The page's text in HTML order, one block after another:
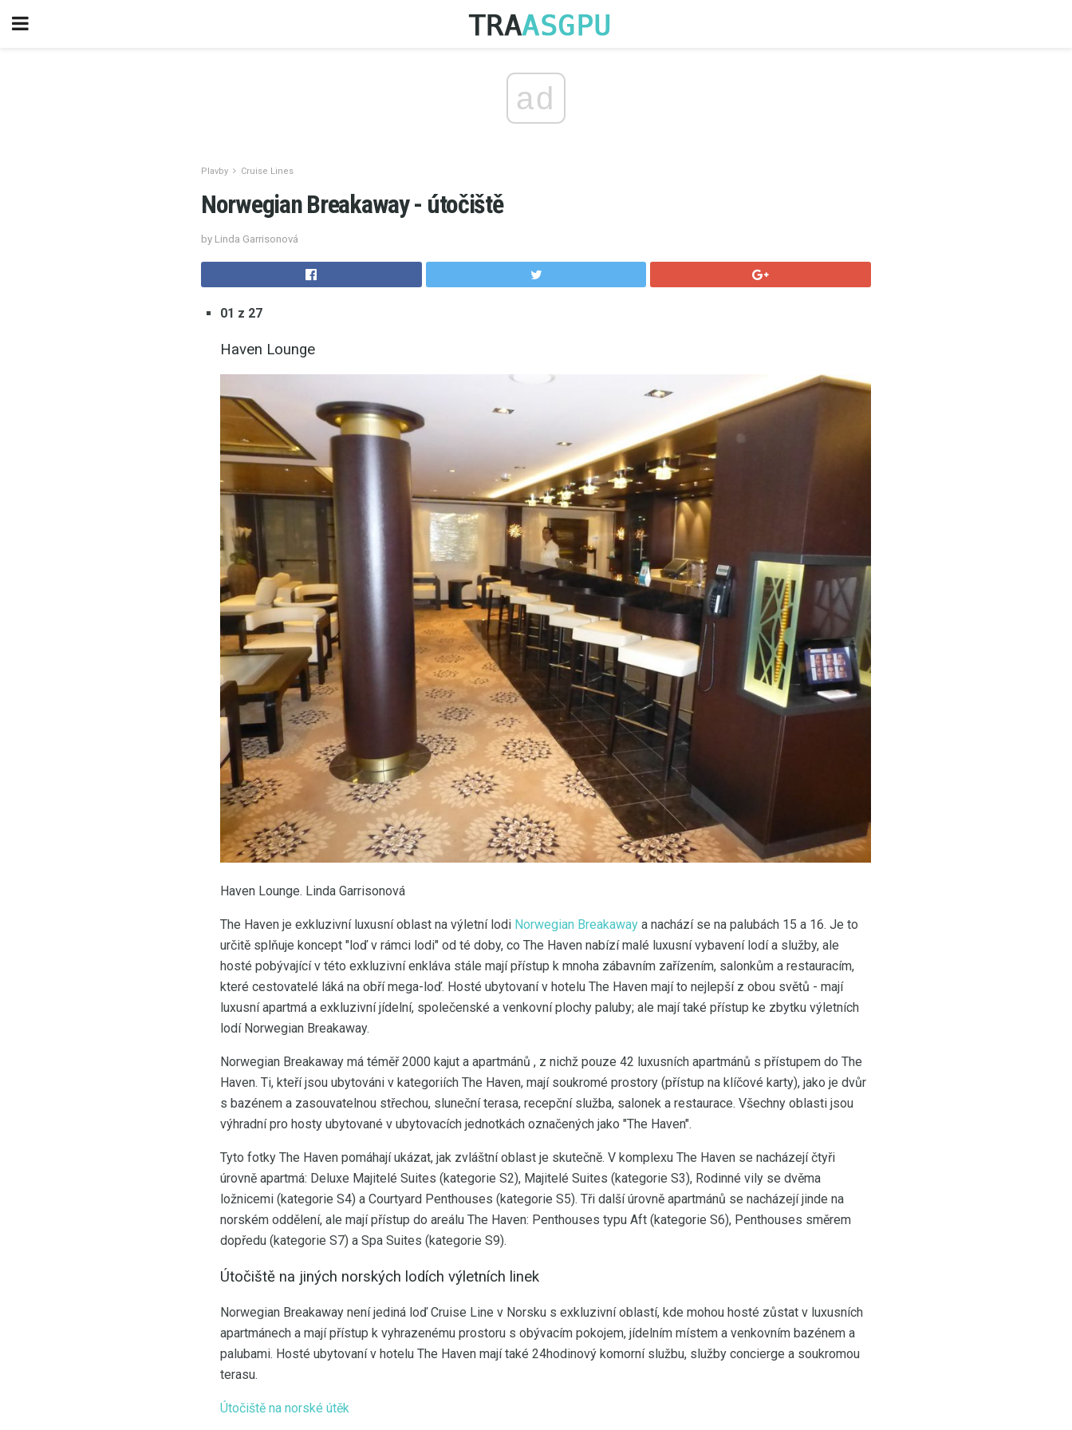
ad
Plavby Cruise Lines
Norwegian Breakaway - útočiště
by Linda Garrisonová
01 z 27
Haven Lounge
Haven Lounge. Linda Garrisonová
The Haven je exkluzivní luxusní oblast na výletní lodi Norwegian Breakaway a nachází se na palubách 15 a 16. Je to
určitě splňuje koncept "loď v rámci lodi" od té doby, co The Haven nabízí malé luxusní vybavení lodí a služby, ale
hosté pobývající v této exkluzivní enkláva stále mají přístup k mnoha zábavním zařízením, salonkům a restauracím,
které cestovatelé láká na obří mega-loď. Hosté ubytovaní v hotelu The Haven mají to nejlepší z obou světů - mají
luxusní apartmá a exkluzivní jídelní, společenské a venkovní plochy paluby; ale mají také přístup ke zbytku výletních
lodí Norwegian Breakaway.
Norwegian Breakaway má téměř 2000 kajut a apartmánů , z nichž pouze 42 luxusních apartmánů s přístupem do The
Haven. Ti, kteří jsou ubytováni v kategoriích The Haven, mají soukromé prostory (přístup na klíčové karty), jako je dvůr
s bazénem a zasouvatelnou střechou, sluneční terasa, recepční služba, salonek a restaurace. Všechny oblasti jsou
výhradní pro hosty ubytované v ubytovacích jednotkách označených jako "The Haven".
Tyto fotky The Haven pomáhají ukázat, jak zvláštní oblast je skutečně. V komplexu The Haven se nacházejí čtyři
úrovně apartmá: Deluxe Majitelé Suites (kategorie S2), Majitelé Suites (kategorie S3), Rodinné vily se dvěma
ložnicemi (kategorie S4) a Courtyard Penthouses (kategorie S5). Tři další úrovně apartmánů se nacházejí jinde na
norském oddělení, ale mají přístup do areálu The Haven: Penthouses typu Aft (kategorie S6), Penthouses směrem
dopředu (kategorie S7) a Spa Suites (kategorie S9).
Útočiště na jiných norských lodích výletních linek
Norwegian Breakaway není jediná loď Cruise Line v Norsku s exkluzivní oblastí, kde mohou hosté zůstat v luxusních
apartmánech a mají přístup k vyhrazenému prostoru s obývacím pokojem, jídelním místem a venkovním bazénem a
palubami. Hosté ubytovaní v hotelu The Haven mají také 24hodinový komorní službu, služby concierge a soukromou
terasu.
Útočiště na norské útěk